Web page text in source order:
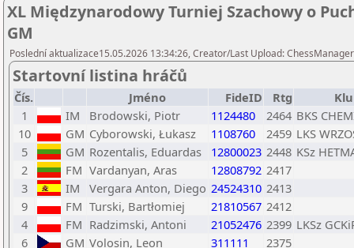
XL Międzynarodowy Turniej Szachowy o
GM
Poslední aktualizace15.05.2026 13:34:26, Creator/Last Upload:
Startovní listina hráčů
Čís. Jméno FideID Rtg
1
IM Brodowski, Piotr 1124480 2464 BKS
10
GM Cyborowski, Łukasz 1108760 2459 LKS
5
GM Rozentalis, Eduardas 12800023 2448 KSz
2
FM Vardanyan, Aras 12808792 2417
3
IM Vergara Anton, Diego 24524310 2413
9
FM Turski, Bartłomiej 21810567 2412
4
FM Radzimski, Antoni 21052476 2399 LKSz
6
GM Volosin, Leon 311111
2375